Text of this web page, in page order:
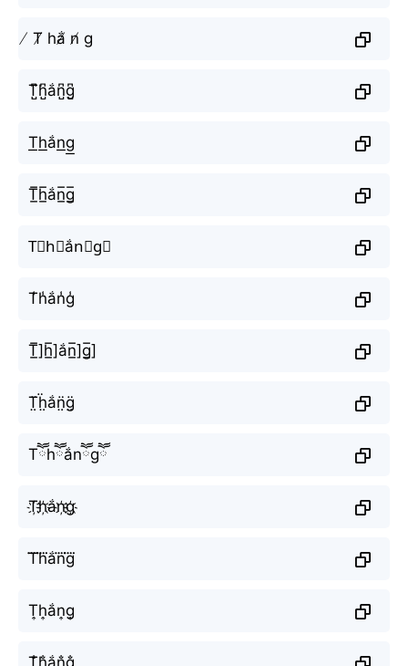
̸ T̸ hắ̸ n̸ g
T̺͆h̺͆ắn̺͆g̺͆
T͟h͟ắn͟g͟
T̲̅h̲̅ắn̲̅g̲̅
T⃣h⃣ắn⃣g⃣
T̾h̾ắn̾g̾
T̲̅]h̲̅]ắn̲̅]g̲̅]
T̤̈ḧ̤ắn̤̈g̤̈
Tཽhཽắnཽgཽ
T҉h҉ắn҉g҉
T⃜h⃜ắn⃜g⃜
T͎h͎ắn͎g͎
T̐h̐ắn̐g̐